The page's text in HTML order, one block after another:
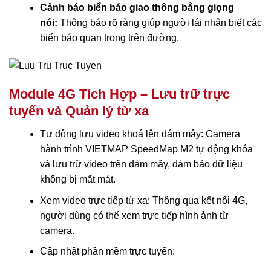
Cảnh báo biển báo giao thông bằng giọng
nói: Thông báo rõ ràng giúp người lái nhận biết các
biển báo quan trọng trên đường.
Module 4G Tích Hợp – Lưu trữ trực
tuyến và Quản lý từ xa
Tự động lưu video khoá lên đám mây: Camera
hành trình VIETMAP SpeedMap M2 tự động khóa
và lưu trữ video trên đám mây, đảm bảo dữ liệu
không bị mất mát.
Xem video trực tiếp từ xa: Thông qua kết nối 4G,
người dùng có thể xem trực tiếp hình ảnh từ
camera.
Cập nhật phần mềm trực tuyến: